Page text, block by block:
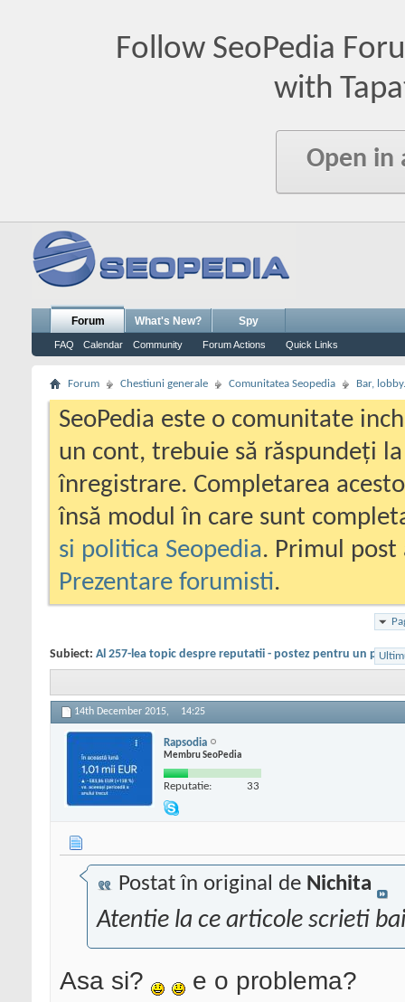
Follow SeoPedia
with
Open in
Forum
FAQ Calendar Community Forum Actions Quick Links
What's New? Spy
Forum Chestiuni generale Comunitatea Seopedia Bar,
SeoPedia este o comunitate
un cont, trebuie să răspundeți
înregistrare. Completarea
însă modul în care sunt
si politica Seopedia. Primul
Prezentare forumisti.
Subiect: Al 257-lea topic despre reputatii - postez pentru un
14th December 2015, 14:25
Rapsodia
Membru SeoPedia
Reputatie: 33
Postat în original de Nichita
Atentie la ce articole scrieti
Asa si? e o problema?